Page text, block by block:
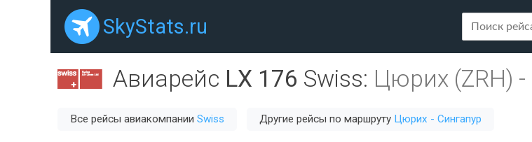
SkyStats.ru
Авиарейс LX 176 Swiss: Цюрих (ZRH) -
Все рейсы авиакомпании Swiss Другие рейсы по маршруту Цюрих - Сингапур